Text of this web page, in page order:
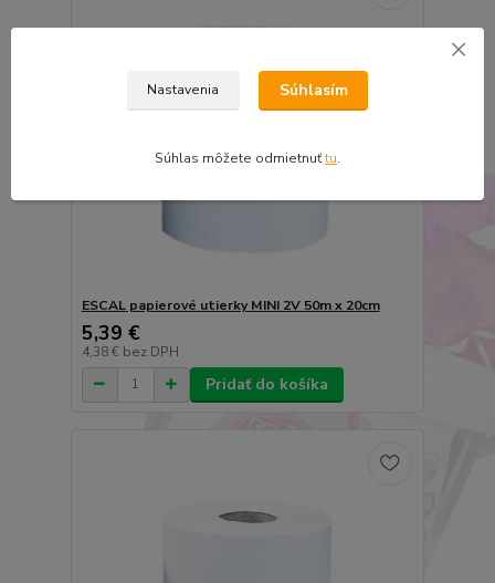
ESCAL papierové utierky MINI 2V 50m x 20cm
5,39 €
4,38 € bez DPH
Pridať do košíka
Nastavenia Súhlasím
Súhlas môžete odmietnuťtu.